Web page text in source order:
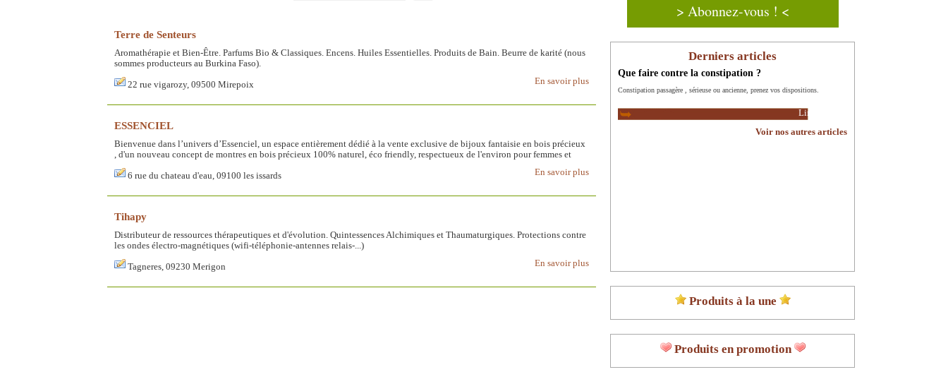
Terre de Senteurs
Aromathérapie et Bien-Être. Parfums Bio & Classiques. Encens. Huiles Essentielles. Produits de Bain. Beurre de karité (nous
sommes producteurs au Burkina Faso).
En savoir plus
22 rue vigarozy, 09500 Mirepoix
ESSENCIEL
Bienvenue dans l’univers d’Essenciel, un espace entièrement dédié à la vente exclusive de bijoux fantaisie en bois précieux
, d'un nouveau concept de montres en bois précieux 100% naturel, éco friendly, respectueux de l'environ pour femmes et
En savoir plus
6 rue du chateau d'eau, 09100 les issards
Tihapy
Distributeur de ressources thérapeutiques et d'évolution. Quintessences Alchimiques et Thaumaturgiques. Protections contre
les ondes électro-magnétiques (wifi-téléphonie-antennes relais-...)
En savoir plus
Tagneres, 09230 Merigon
> Abonnez-vous ! <
Derniers articles
Que faire contre la constipation ?
Constipation passagère , sérieuse ou ancienne, prenez vos dispositions.
Lire la suite
Voir nos autres articles
Produits à la une
Produits en promotion